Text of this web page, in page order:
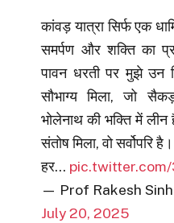
कांवड़ यात्रा सिर्फ एक
समर्पण और शक्ति का
पावन धरती पर मुझे उन
सौभाग्य मिला, जो
भोलेनाथ की भक्ति में
संतोष मिला, वो सर्वोपरि है।
हर…
— Prof Rakesh
July 20, 2025